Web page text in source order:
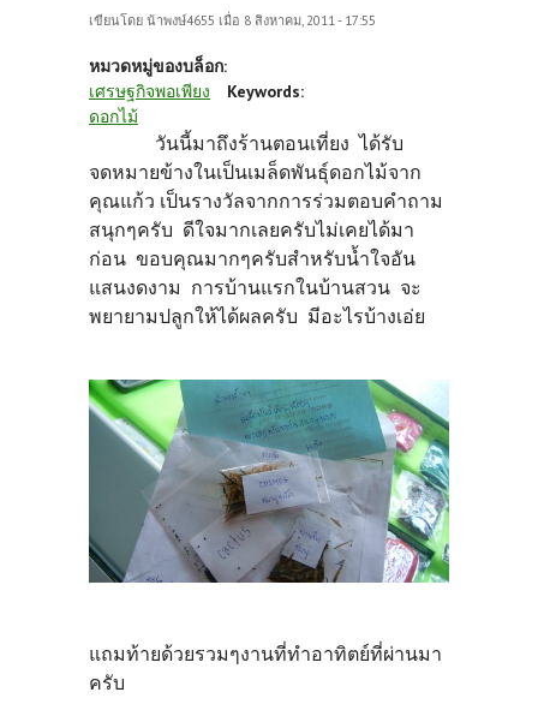
เขียนโดย น้าพงษ์4655 เมื่อ 8 สิงหาคม, 2011 - 17:55
หมวดหมู่ของบล็อก:
เศรษฐกิจพอเพียง
Keywords:
ดอกไม้
วันนี้มาถึงร้านตอนเที่ยง ได้รับ
จดหมายข้างในเป็นเมล็ดพันธุ์ดอกไม้จาก
คุณแก้ว เป็นรางวัลจากการร่วมตอบคำถาม
สนุกๆครับ ดีใจมากเลยครับไม่เคยได้มา
ก่อน ขอบคุณมากๆครับสำหรับน้ำใจอัน
แสนงดงาม การบ้านแรกในบ้านสวน จะ
พยายามปลูกให้ได้ผลครับ มีอะไรบ้างเอ่ย
แถมท้ายด้วยรวมๆงานที่ทำอาทิตย์ที่ผ่านมา
ครับ